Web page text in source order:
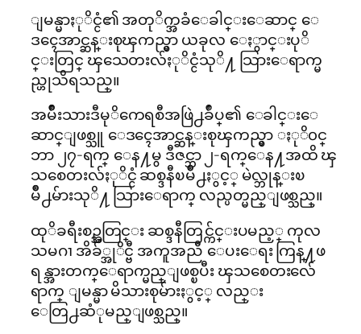
ျမန္မာႏုိင္ငံ၏ အတုိက္အခံေခါင္းေဆာင္ ေ
ဒၚေအာင္ဆန္းစုၾကည္မွာ ယခုလ ေႏွာင္းပုိ
င္းတြင္ ၾသေတးလ်ႏုိင္ငံသုိ႔ သြားေရာက္မ
ည္ဟုသိရသည္။
အမ်ိဳးသားဒီမုိကေရစီအဖြဲ႕ခ်ဳပ္၏ ေခါင္းေ
ဆာင္ျဖစ္သူ ေဒၚေအာင္ဆန္းစုၾကည္မွာ ႏုိ၀င္
ဘာ ၂၇-ရက္ ေန႔မွ ဒီဇင္ဘာ ၂-ရက္ေန႔အထိ ၾ
သစေတးလ်ႏုိင္ငံ ဆစ္ဒနီၿမိဳ႕ႏွင့္ မဲလ္ဘုန္းၿ
မိဳ႕မ်ားသုိ႔ သြားေရာက္ လည္ပတ္မည္ျဖစ္သည္။
ထုိခရီးစဥ္အတြင္း ဆစ္ဒနီတြင္က်င္းပမည့္ ကုလ
သမဂၢ အိခ်္အုိင္ဗီ အကူအညီ ေပးေရး ကြန္႔ဖ
ရန္အားတက္ေရာက္မည္ျဖစ္ၿပီး ၾသစေတးလ်ေ
ရာက္ ျမန္မာ မိသားစုမ်ားႏွင့္ လည္း
ေတြ႕ဆံုမည္ျဖစ္သည္။